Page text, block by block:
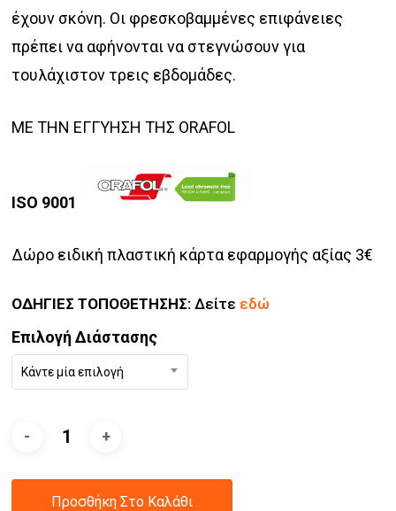
έχουν σκόνη. Οι φρεσκοβαμμένες επιφάνειες
πρέπει να αφήνονται να στεγνώσουν για
τουλάχιστον τρεις εβδομάδες.
ΜΕ ΤΗΝ ΕΓΓΥΗΣΗ ΤΗΣ ORAFOL
ISO 9001
Δώρο ειδική πλαστική κάρτα εφαρμογής αξίας 3€
ΟΔΗΓΙΕΣ ΤΟΠΟΘΕΤΗΣΗΣ: Δείτε εδώ
Επιλογή Διάστασης
Κάντε μία επιλογή
Προσθήκη Στο Καλάθι